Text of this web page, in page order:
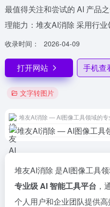
最值得关注和尝试的 AI 产品
理能力：堆友AI消除 采用行
收录时间： 2026-04-09
打开网站 手机查
文字转图片
堆友AI消除 — AI图像工具领域的专
堆友AI消除 是AI图像工具
专业级 AI 智能工具平台 ，
个人用户和企业团队提供